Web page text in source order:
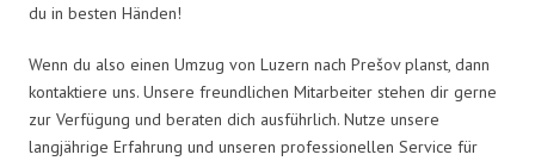
du in besten Händen!
Wenn du also einen Umzug von Luzern nach Prešov planst, dann
kontaktiere uns. Unsere freundlichen Mitarbeiter stehen dir gerne
zur Verfügung und beraten dich ausführlich. Nutze unsere
langjährige Erfahrung und unseren professionellen Service für